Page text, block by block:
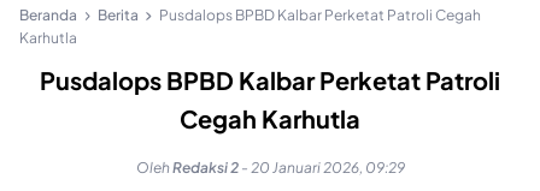
Beranda Berita
Pusdalops BPBD Kalbar Perketat Patroli Cegah
Karhutla
Pusdalops BPBD Kalbar Perketat Patroli
Cegah Karhutla
OlehRedaksi 2 - 20 Januari 2026, 09:29